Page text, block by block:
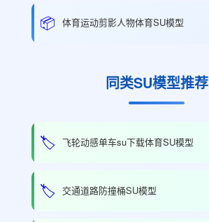
📦 体育运动剪影人物体育SU模型
同类SU模型推荐
🏷️ 飞轮动感单车su下载体育SU模型
🏷️ 交通道路防撞桶SU模型